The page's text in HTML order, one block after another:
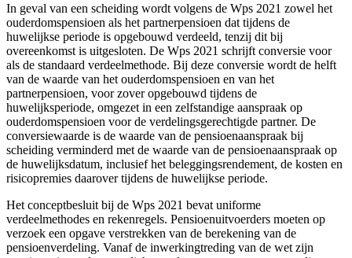
In geval van een scheiding wordt volgens de Wps 2021 zowel het
ouderdomspensioen als het partnerpensioen dat tijdens de
huwelijkse periode is opgebouwd verdeeld, tenzij dit bij
overeenkomst is uitgesloten. De Wps 2021 schrijft conversie voor
als de standaard verdeelmethode. Bij deze conversie wordt de helft
van de waarde van het ouderdomspensioen en van het
partnerpensioen, voor zover opgebouwd tijdens de
huwelijksperiode, omgezet in een zelfstandige aanspraak op
ouderdomspensioen voor de verdelingsgerechtigde partner. De
conversiewaarde is de waarde van de pensioenaanspraak bij
scheiding verminderd met de waarde van de pensioenaanspraak op
de huwelijksdatum, inclusief het beleggingsrendement, de kosten en
risicopremies daarover tijdens de huwelijkse periode.
Het conceptbesluit bij de Wps 2021 bevat uniforme
verdeelmethodes en rekenregels. Pensioenuitvoerders moeten op
verzoek een opgave verstrekken van de berekening van de
pensioenverdeling. Vanaf de inwerkingtreding van de wet zijn